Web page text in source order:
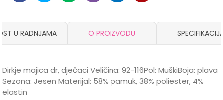
U RADNJAMA O PROIZVODU
Dirkje majica dr, dječaci Veličina: 92-116Pol: MuškiBoja: plava
Sezona: Jesen Materijal: 58% pamuk, 38% poliester, 4%
elastin